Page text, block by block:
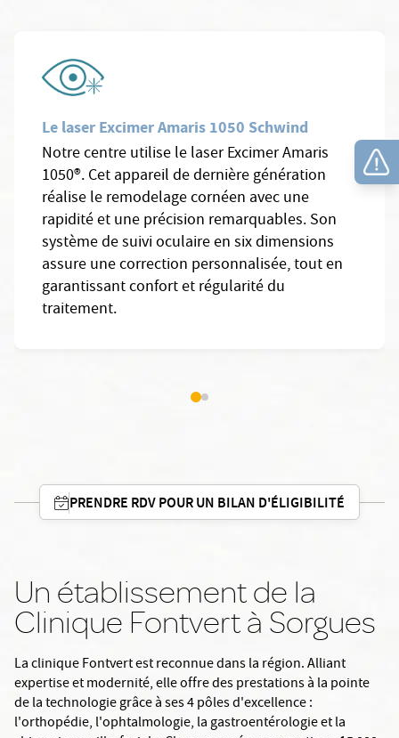
Le laser Excimer Amaris 1050 Schwind
Notre centre utilise le laser Excimer Amaris
1050®. Cet appareil de dernière génération
réalise le remodelage cornéen avec une
rapidité et une précision remarquables. Son
système de suivi oculaire en six dimensions
assure une correction personnalisée, tout en
garantissant confort et régularité du
traitement.
PRENDRE RDV POUR UN BILAN D'ÉLIGIBILITÉ
Un établissement de la
Clinique Fontvert à Sorgues
La clinique Fontvert est reconnue dans la région. Alliant
expertise et modernité, elle offre des prestations à la pointe
de la technologie grâce à ses 4 pôles d'excellence :
l'orthopédie, l'ophtalmologie, la gastroentérologie et la